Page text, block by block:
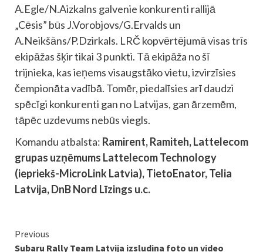
A.Egle/N.Aizkalns galvenie konkurenti rallijā
„Cēsis” būs J.Vorobjovs/G.Ervalds un
A.Neikšāns/P.Dzirkals. LRČ kopvērtējumā visas trīs
ekipāžas šķir tikai 3 punkti. Tā ekipāža no šī
trijnieka, kas ieņems visaugstāko vietu, izvirzīsies
čempionāta vadībā. Tomēr, piedalīsies arī daudzi
spēcīgi konkurenti gan no Latvijas, gan ārzemēm,
tāpēc uzdevums nebūs viegls.
Komandu atbalsta: Ramirent, Ramiteh, Lattelecom
grupas uzņēmums Lattelecom Technology
(iepriekš-MicroLink Latvia), TietoEnator, Telia
Latvija, DnB Nord Līzings u.c.
Continue
Previous
Subaru Rally Team Latvija izsludina foto un video